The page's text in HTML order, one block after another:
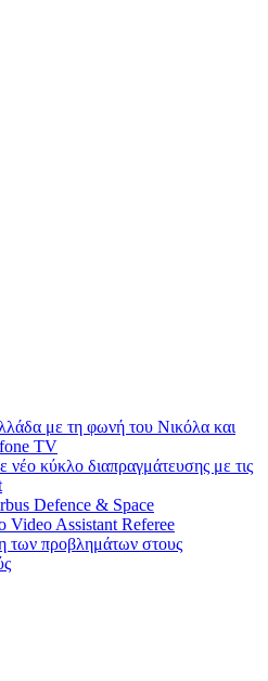
με τη φωνή του Νικόλα και
TV
κύκλο διαπραγμάτευσης με τις
Defence & Space
Video Assistant Referee
των προβλημάτων στους